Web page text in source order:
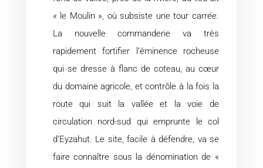
« le Moulin », où subsiste une tour carrée.
La nouvelle commanderie va très
rapidement fortifier l’éminence rocheuse
qui se dresse à flanc de coteau, au cœur
du domaine agricole, et contrôle à la fois la
route qui suit la vallée et la voie de
circulation nord-sud qui emprunte le col
d’Eyzahut. Le site, facile à défendre, va se
faire connaître sous la dénomination de «